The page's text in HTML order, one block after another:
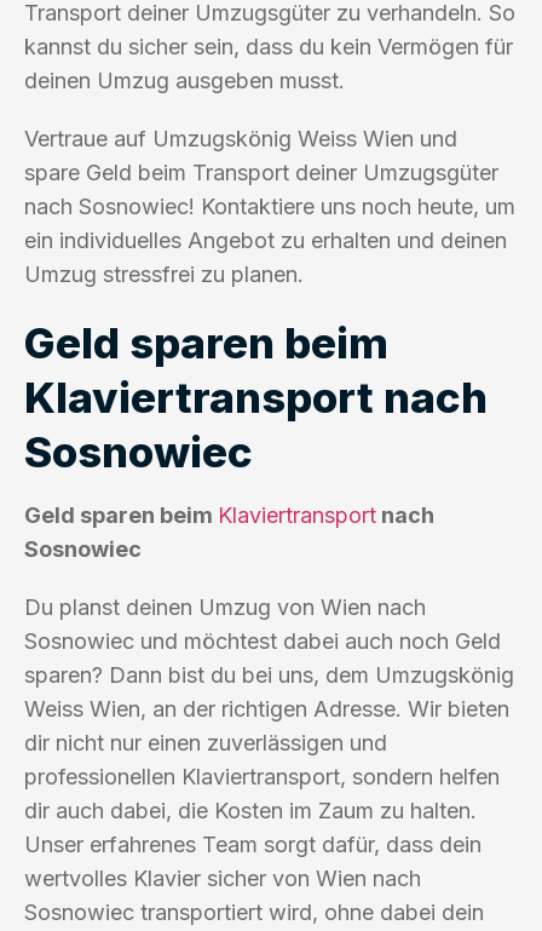
Transport deiner Umzugsgüter zu verhandeln. So
kannst du sicher sein, dass du kein Vermögen für
deinen Umzug ausgeben musst.
Vertraue auf Umzugskönig Weiss Wien und
spare Geld beim Transport deiner Umzugsgüter
nach Sosnowiec! Kontaktiere uns noch heute, um
ein individuelles Angebot zu erhalten und deinen
Umzug stressfrei zu planen.
Geld sparen beim
Klaviertransport nach
Sosnowiec
Geld sparen beim Klaviertransport nach
Sosnowiec
Du planst deinen Umzug von Wien nach
Sosnowiec und möchtest dabei auch noch Geld
sparen? Dann bist du bei uns, dem Umzugskönig
Weiss Wien, an der richtigen Adresse. Wir bieten
dir nicht nur einen zuverlässigen und
professionellen Klaviertransport, sondern helfen
dir auch dabei, die Kosten im Zaum zu halten.
Unser erfahrenes Team sorgt dafür, dass dein
wertvolles Klavier sicher von Wien nach
Sosnowiec transportiert wird, ohne dabei dein